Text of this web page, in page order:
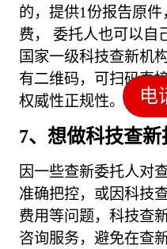
的，提供1份报告原
费， 委托人也可以自
国家一级科技查新机
有二维码，可扫码直
权威性正规性。
7、想做科技查新
因一些查新委托人对
准确把控，或因科技
费用等问题，科技查
咨询服务，避免在查
电